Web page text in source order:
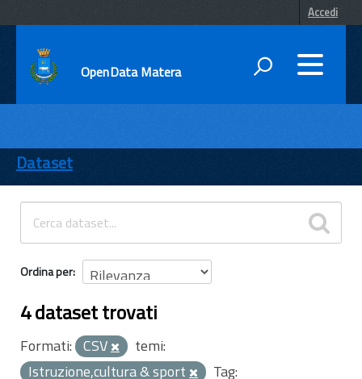
Accedi
OpenData Matera
ENTI
TEMI
INFORMAZIONI
Dataset
Ordina per
4 dataset trovati
Formati: CSV
temi:
Istruzione,cultura & sport
Tag: